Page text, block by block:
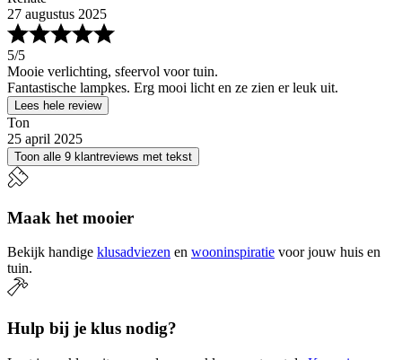
27 augustus 2025
5/5
Mooie verlichting, sfeervol voor tuin.
Fantastische lampkes. Erg mooi licht en ze zien er leuk uit.
Lees hele review
Ton
25 april 2025
Toon alle 9 klantreviews met tekst
Maak het mooier
Bekijk handige klusadviezen en wooninspiratie voor jouw huis en
tuin.
Hulp bij je klus nodig?